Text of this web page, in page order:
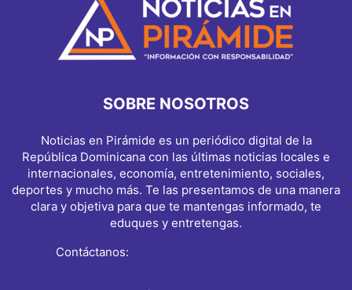
SOBRE NOSOTROS
Noticias en Pirámide es un periódico digital de la
República Dominicana con las últimas noticias locales e
internacionales, economía, entretenimiento, sociales,
deportes y mucho más. Te las presentamos de una manera
clara y objetiva para que te mantengas informado, te
eduques y entretengas.
Contáctanos: